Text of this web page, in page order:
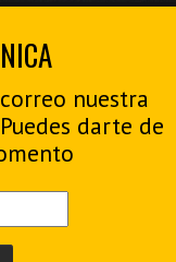
nuestra
darte de